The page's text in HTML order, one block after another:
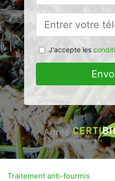
J'accepte les
Traitement anti-fourmis